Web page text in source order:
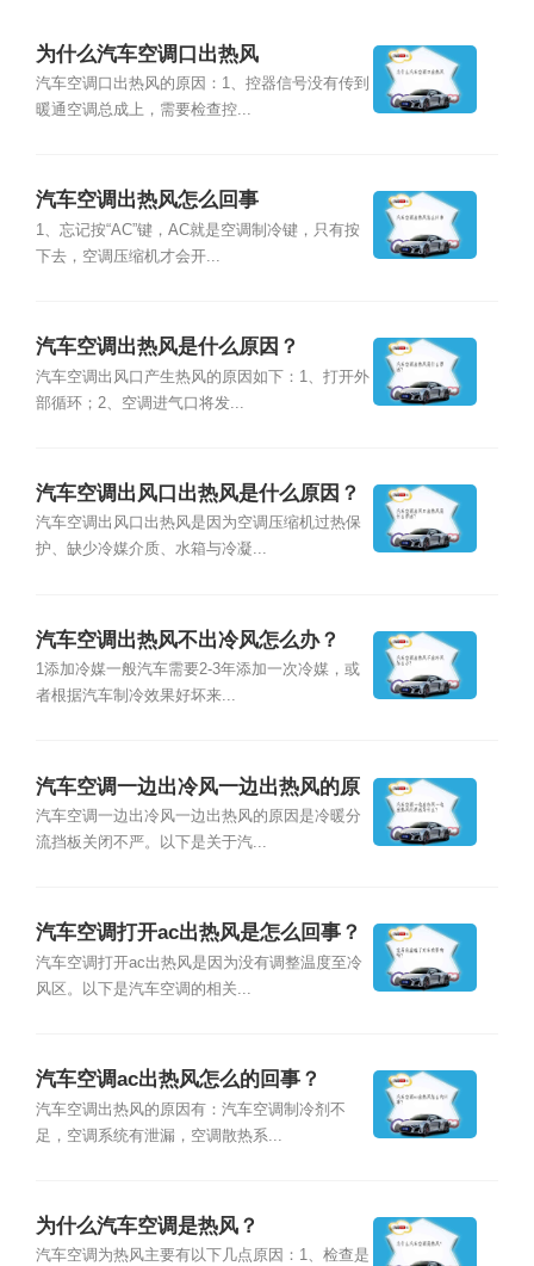
为什么汽车空调口出热风
汽车空调口出热风的原因：1、控器信号没有传到
暖通空调总成上，需要检查控...
汽车空调出热风怎么回事
1、忘记按“AC”键，AC就是空调制冷键，只有按
下去，空调压缩机才会开...
汽车空调出热风是什么原因？
汽车空调出风口产生热风的原因如下：1、打开外
部循环；2、空调进气口将发...
汽车空调出风口出热风是什么原因？
汽车空调出风口出热风是因为空调压缩机过热保
护、缺少冷媒介质、水箱与冷凝...
汽车空调出热风不出冷风怎么办？
1添加冷媒一般汽车需要2-3年添加一次冷媒，或
者根据汽车制冷效果好坏来...
汽车空调一边出冷风一边出热风的原
因是什么？
汽车空调一边出冷风一边出热风的原因是冷暖分
流挡板关闭不严。以下是关于汽...
汽车空调打开ac出热风是怎么回事？
汽车空调打开ac出热风是因为没有调整温度至冷
风区。以下是汽车空调的相关...
汽车空调ac出热风怎么的回事？
汽车空调出热风的原因有：汽车空调制冷剂不
足，空调系统有泄漏，空调散热系...
为什么汽车空调是热风？
汽车空调为热风主要有以下几点原因：1、检查是